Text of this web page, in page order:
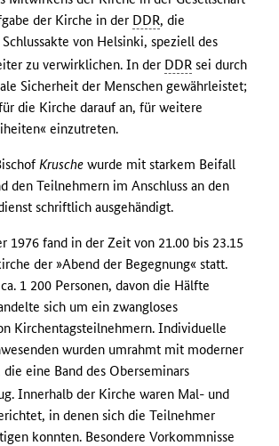
der Kirche in der DDR, die
von Helsinki, speziell des
zu verwirklichen. In der DDR sei durch
Sicherheit der Menschen gewährleistet;
die Kirche darauf an, für weitere
einzutreten.
Krusche wurde mit starkem Beifall
den Teilnehmern im Anschluss an den
schriftlich ausgehändigt.
1976 fand in der Zeit von 21.00 bis 23.15
der »Abend der Begegnung« statt.
1 200 Personen, davon die Hälfte
sich um ein zwangloses
Kirchentagsteilnehmern. Individuelle
wurden umrahmt mit moderner
eine Band des Oberseminars
Innerhalb der Kirche waren Mal- und
in denen sich die Teilnehmer
konnten. Besondere Vorkommnisse